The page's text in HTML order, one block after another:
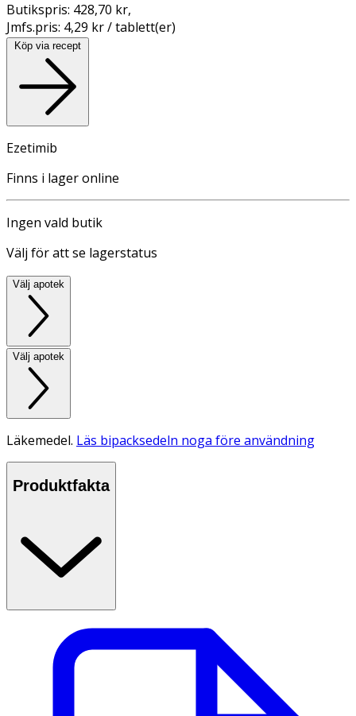
Butikspris: 428,70 kr,
Jmfs.pris: 4,29 kr / tablett(er)
Köp via recept
Ezetimib
Finns i lager online
Ingen vald butik
Välj för att se lagerstatus
Välj apotek
Välj apotek
Läkemedel. Läs bipacksedeln noga före användning
Produktfakta